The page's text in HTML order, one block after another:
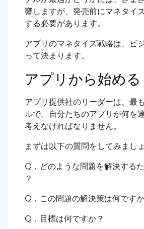
響しますが、発売前にマネタイ
する必要があります。
アプリのマネタイズ戦略は、ビ
って決まります。
アプリから始める
アプリ提供社のリーダーは、最
ルで、自分たちのアプリが何を
考えなければなりません。
まずは以下の質問をしてみましょ
Q．どのような問題を解決する
？
Q．この問題の解決策は何です
Q．目標は何ですか？